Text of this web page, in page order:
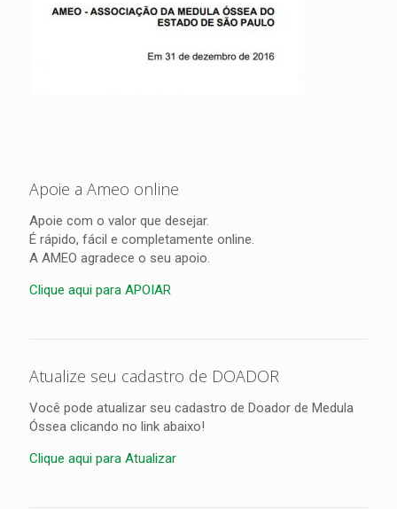
Apoie a Ameo online
Apoie com o valor que desejar.
É rápido, fácil e completamente online.
A AMEO agradece o seu apoio.
Clique aqui para APOIAR
Atualize seu cadastro de DOADOR
Você pode atualizar seu cadastro de Doador de Medula
Óssea clicando no link abaixo!
Clique aqui para Atualizar